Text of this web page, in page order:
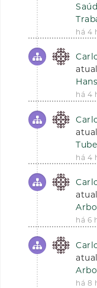
há 4
há 4
há 4
há 6
há 8